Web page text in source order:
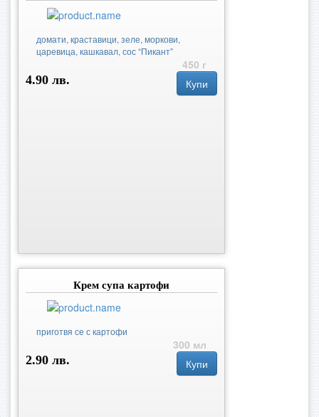
домати, краставици, зеле, моркови,
царевица, кашкавал, сос “Пикант”
450 г
4.90 лв.
Купи
Крем супа картофи
приготвя се с картофи
300 мл
2.90 лв.
Купи